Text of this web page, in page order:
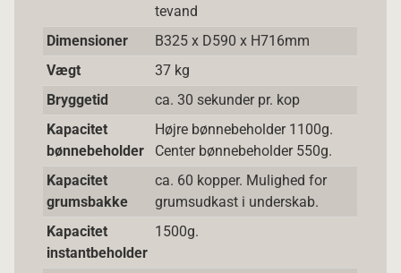
tevand
Dimensioner
B325 x D590 x H716mm
Vægt
37 kg
Bryggetid
ca. 30 sekunder pr. kop
Kapacitet
bønnebeholder
Højre bønnebeholder 1100g.
Center bønnebeholder 550g.
Kapacitet
grumsbakke
ca. 60 kopper. Mulighed for
grumsudkast i underskab.
Kapacitet
instantbeholder
1500g.